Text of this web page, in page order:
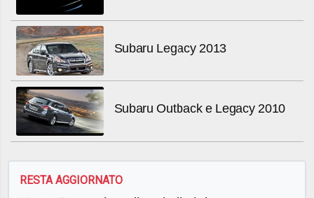
Subaru Legacy 2013
Subaru Outback e Legacy 2010
RESTA AGGIORNATO